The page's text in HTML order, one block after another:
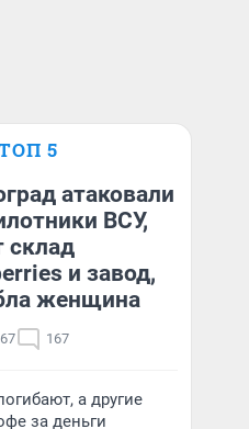
5
атаковали
ВСУ,
склад
и завод,
женщина
167
а другие
за деньги